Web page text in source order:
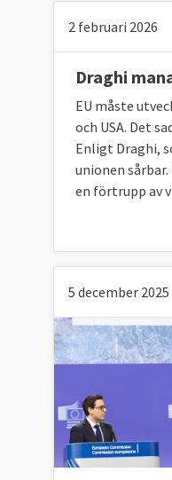
2 februari 2026
Draghi
EU måste
och USA. Det
Enligt Draghi,
unionen
en förtrupp av
5 december 2025